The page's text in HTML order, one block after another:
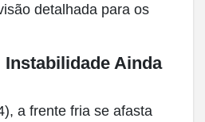
detalhada para os
Instabilidade Ainda
a frente fria se afasta